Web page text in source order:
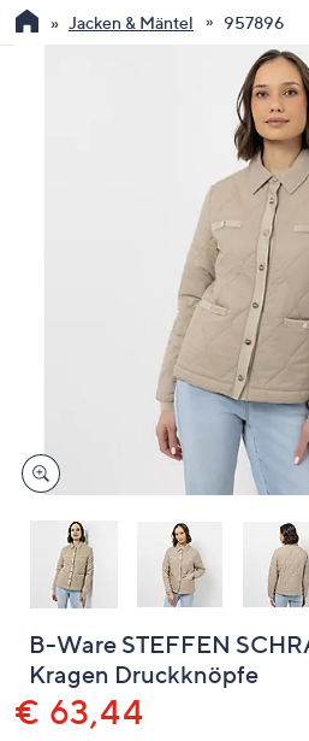
Sie
links
bzw.
diese
anzuzeigen.
Jacken & Mäntel 957896
B-Ware STEFFEN
Kragen Druckknöpfe
Gelöscht
€ 63,44